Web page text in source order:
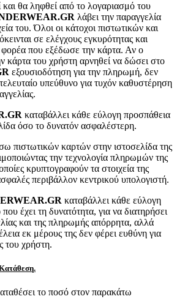
θα ληφθεί από το λογαριασμό του
λάβει την παραγγελία
του. Όλοι οι κάτοχοι πιστωτικών και
σε ελέγχους εγκυρότητας και
φορέα που εξέδωσε την κάρτα. Αν ο
κάρτα του χρήστη αρνηθεί να δώσει στο
εξουσιοδότηση για την πληρωμή, δεν
υπεύθυνο για τυχόν καθυστέρηση
καταβάλλει κάθε εύλογη προσπάθεια
όσο το δυνατόν ασφαλέστερη.
πιστωτικών καρτών στην ιστοσελίδα της
την τεχνολογία πληρωμών της
κρυπτογραφούν τα στοιχεία της
περιβάλλον κεντρικού υπολογιστή.
καταβάλλει κάθε εύλογη
έχει τη δυνατότητα, για να διατηρήσει
και της πληρωμής απόρρητα, αλλά
εκ μέρους της δεν φέρει ευθύνη για
του χρήστη.
το ποσό στον παρακάτω